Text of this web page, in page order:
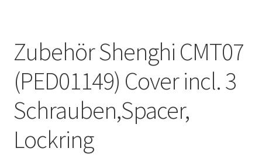
Zubehör Shenghi CMT07
(PED01149) Cover incl. 3
Schrauben,Spacer,
Lockring